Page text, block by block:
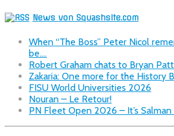
News von Squashsite.com
When “The Boss” Peter Nicol
be….
Robert Graham chats to Bryan
Zakaria: One more for the History
FISU World Universities 2026
Nouran – Le Retour!
PN Fleet Open 2026 – It’s Salman